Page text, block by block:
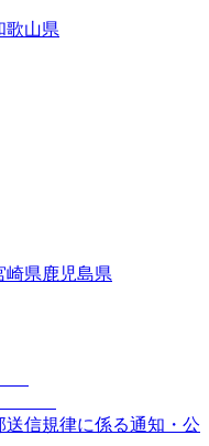
歌山県
崎県鹿児島県
送信規律に係る通知・公